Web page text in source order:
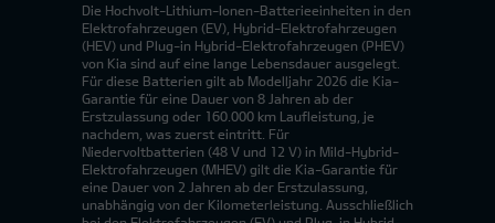
Die Hochvolt-Lithium-Ionen-Batterieeinheiten in den
Elektrofahrzeugen (EV), Hybrid-Elektrofahrzeugen
(HEV) und Plug-in Hybrid-Elektrofahrzeugen (PHEV)
von Kia sind auf eine lange Lebensdauer ausgelegt.
Für diese Batterien gilt ab Modelljahr 2026 die Kia-
Garantie für eine Dauer von 8 Jahren ab der
Erstzulassung oder 160.000 km Laufleistung, je
nachdem, was zuerst eintritt. Für
Niedervoltbatterien (48 V und 12 V) in Mild-Hybrid-
Elektrofahrzeugen (MHEV) gilt die Kia-Garantie für
eine Dauer von 2 Jahren ab der Erstzulassung,
unabhängig von der Kilometerleistung. Ausschließlich